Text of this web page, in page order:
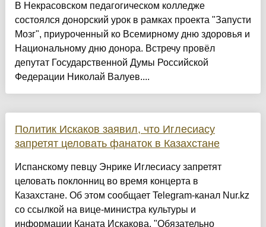
В Некрасовском педагогическом колледже
состоялся донорский урок в рамках проекта "Запусти
Мозг", приуроченный ко Всемирному дню здоровья и
Национальному дню донора. Встречу провёл
депутат Государственной Думы Российской
Федерации Николай Валуев....
Политик Искаков заявил, что Иглесиасу
запретят целовать фанаток в Казахстане
Испанскому певцу Энрике Иглесиасу запретят
целовать поклонниц во время концерта в
Казахстане. Об этом сообщает Telegram-канал Nur.kz
со ссылкой на вице-министра культуры и
информации Каната Искакова. "Обязательно